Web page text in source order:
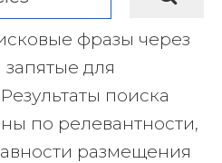
фразы через
для
поиска
по релевантности,
размещения